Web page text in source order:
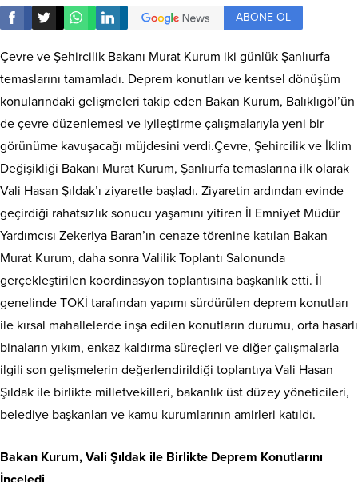
ABONE OL
Çevre ve Şehircilik Bakanı Murat Kurum iki günlük Şanlıurfa
temaslarını tamamladı. Deprem konutları ve kentsel dönüşüm
konularındaki gelişmeleri takip eden Bakan Kurum, Balıklıgöl’ün
de çevre düzenlemesi ve iyileştirme çalışmalarıyla yeni bir
görünüme kavuşacağı müjdesini verdi.Çevre, Şehircilik ve İklim
Değişikliği Bakanı Murat Kurum, Şanlıurfa temaslarına ilk olarak
Vali Hasan Şıldak’ı ziyaretle başladı. Ziyaretin ardından evinde
geçirdiği rahatsızlık sonucu yaşamını yitiren İl Emniyet Müdür
Yardımcısı Zekeriya Baran’ın cenaze törenine katılan Bakan
Murat Kurum, daha sonra Valilik Toplantı Salonunda
gerçekleştirilen koordinasyon toplantısına başkanlık etti. İl
genelinde TOKİ tarafından yapımı sürdürülen deprem konutları
ile kırsal mahallelerde inşa edilen konutların durumu, orta hasarlı
binaların yıkım, enkaz kaldırma süreçleri ve diğer çalışmalarla
ilgili son gelişmelerin değerlendirildiği toplantıya Vali Hasan
Şıldak ile birlikte milletvekilleri, bakanlık üst düzey yöneticileri,
belediye başkanları ve kamu kurumlarının amirleri katıldı.
Bakan Kurum, Vali Şıldak ile Birlikte Deprem Konutlarını